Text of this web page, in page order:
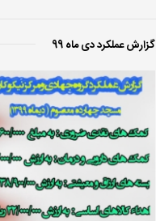
گزارش عملکرد دی ماه 99